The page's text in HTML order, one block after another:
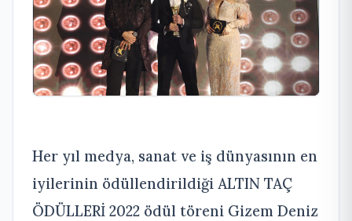
Her yıl medya, sanat ve iş dünyasının en
iyilerinin ödüllendirildiği ALTIN TAÇ
ÖDÜLLERİ 2022 ödül töreni Gizem Deniz